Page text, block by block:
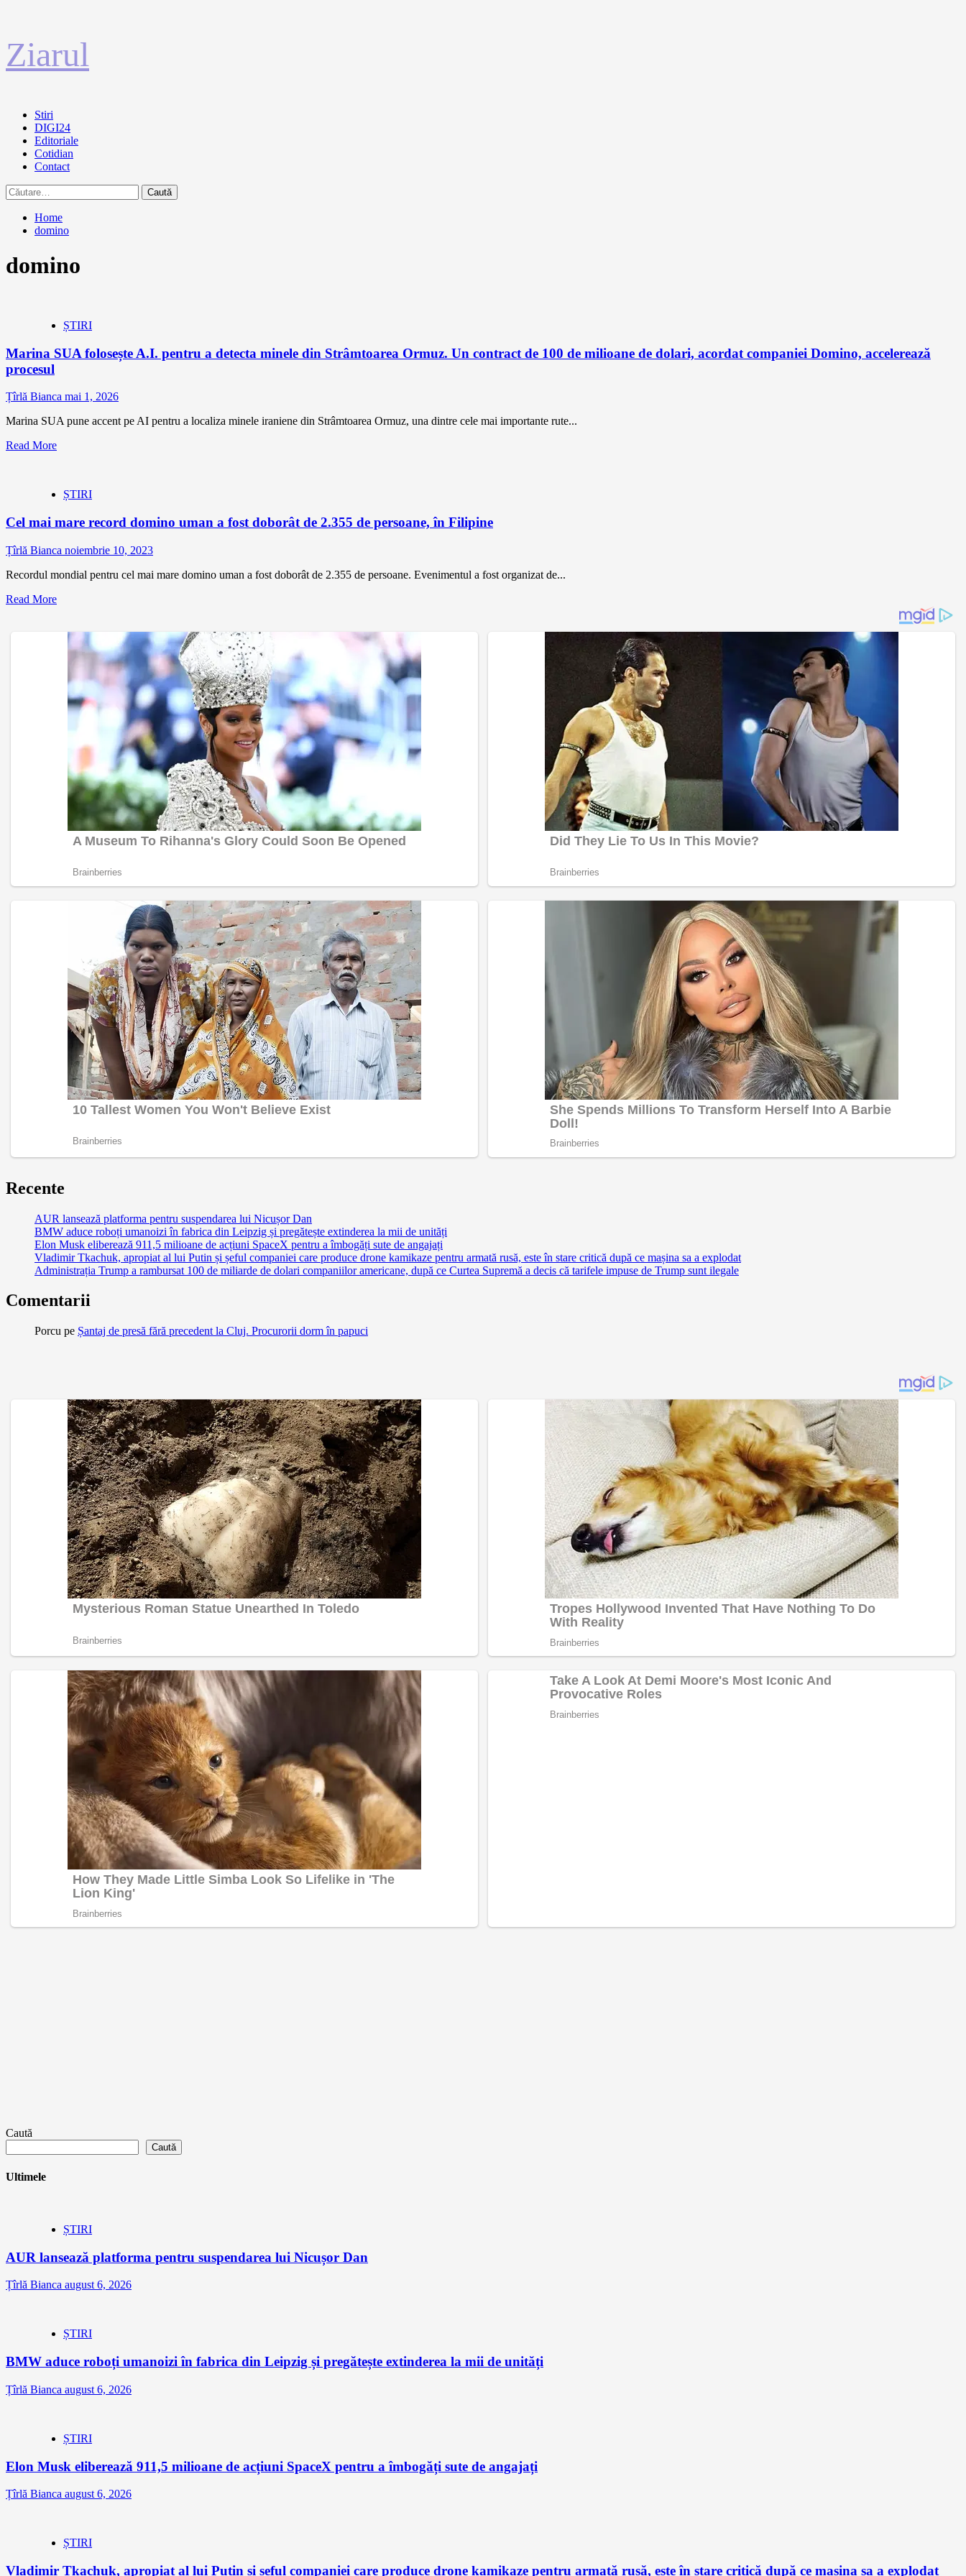
la
conținut
Ziarul
Primary
Menu
Stiri
DIGI24
Editoriale
Cotidian
Contact
Caută
după:
Home
domino
domino
ȘTIRI
Marina SUA folosește A.I. pentru a detecta minele din Strâmtoarea Ormuz. Un contract de 100 de milioane de dolari, acordat companiei Domino, accelerează
procesul
Țîrlă Bianca mai 1, 2026
Marina SUA pune accent pe AI pentru a localiza minele iraniene din Strâmtoarea Ormuz, una dintre cele mai importante rute...
Read More
ȘTIRI
Cel mai mare record domino uman a fost doborât de 2.355 de persoane, în Filipine
Țîrlă Bianca noiembrie 10, 2023
Recordul mondial pentru cel mai mare domino uman a fost doborât de 2.355 de persoane. Evenimentul a fost organizat de...
Read More
Recente
AUR lansează platforma pentru suspendarea lui Nicușor Dan
BMW aduce roboți umanoizi în fabrica din Leipzig și pregătește extinderea la mii de unități
Elon Musk eliberează 911,5 milioane de acțiuni SpaceX pentru a îmbogăți sute de angajați
Vladimir Tkachuk, apropiat al lui Putin și șeful companiei care produce drone kamikaze pentru armată rusă, este în stare critică după ce mașina sa a explodat
Administrația Trump a rambursat 100 de miliarde de dolari companiilor americane, după ce Curtea Supremă a decis că tarifele impuse de Trump sunt ilegale
Comentarii
Porcu pe Șantaj de presă fără precedent la Cluj. Procurorii dorm în papuci
Caută
Caută
Ultimele
ȘTIRI
AUR lansează platforma pentru suspendarea lui Nicușor Dan
Țîrlă Bianca august 6, 2026
ȘTIRI
BMW aduce roboți umanoizi în fabrica din Leipzig și pregătește extinderea la mii de unități
Țîrlă Bianca august 6, 2026
ȘTIRI
Elon Musk eliberează 911,5 milioane de acțiuni SpaceX pentru a îmbogăți sute de angajați
Țîrlă Bianca august 6, 2026
ȘTIRI
Vladimir Tkachuk, apropiat al lui Putin și șeful companiei care produce drone kamikaze pentru armată rusă, este în stare critică după ce mașina sa a explodat